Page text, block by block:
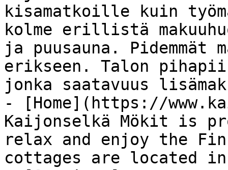
kisamatkoille kuin
kolme erillistä
ja puusauna. Pidemmät
erikseen. Talon
jonka saatavuus
- [Home](https://
Kaijonselkä Mökit is
relax and enjoy the
cottages are located